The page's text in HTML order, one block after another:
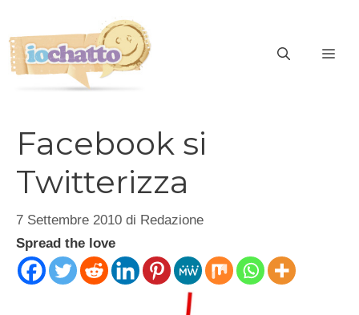
contenuto
Facebook si
Twitterizza
7 Settembre 2010 di Redazione
Spread the love